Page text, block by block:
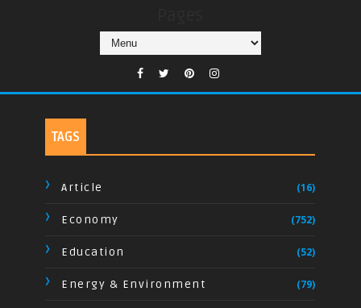
TAGS
Article (16)
Economy (752)
Education (52)
Energy & Environment (79)